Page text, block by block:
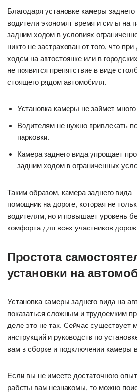
Благодаря установке камеры
водители экономят время и силы на
задним ходом в условиях
никто не застрахован от того, что
ходом на автостоянке или в
не появится препятствие в виде
стоящего рядом автомобиля.
Установка камеры не займет много
Водителям не нужно привлекать
парковки.
Камера заднего вида упрощает
задним ходом в ограниченных
Таким образом, камера заднего
помощник на дороге, которая не
водителям, но и повышает уровень
комфорта для всех участников
Простота
установки на
Установка камеры заднего вида на
показаться сложным и трудоемким
деле это не так. Сейчас существует
инструкций и руководств по
вам в сборке и подключении камеры
Если вы не имеете достаточного
работы вам незнакомы, то можно